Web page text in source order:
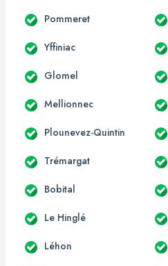
Pommeret
Yffiniac
Glomel
Mellionnec
Plounevez-Quintin
Trémargat
Bobital
Le Hinglé
Léhon